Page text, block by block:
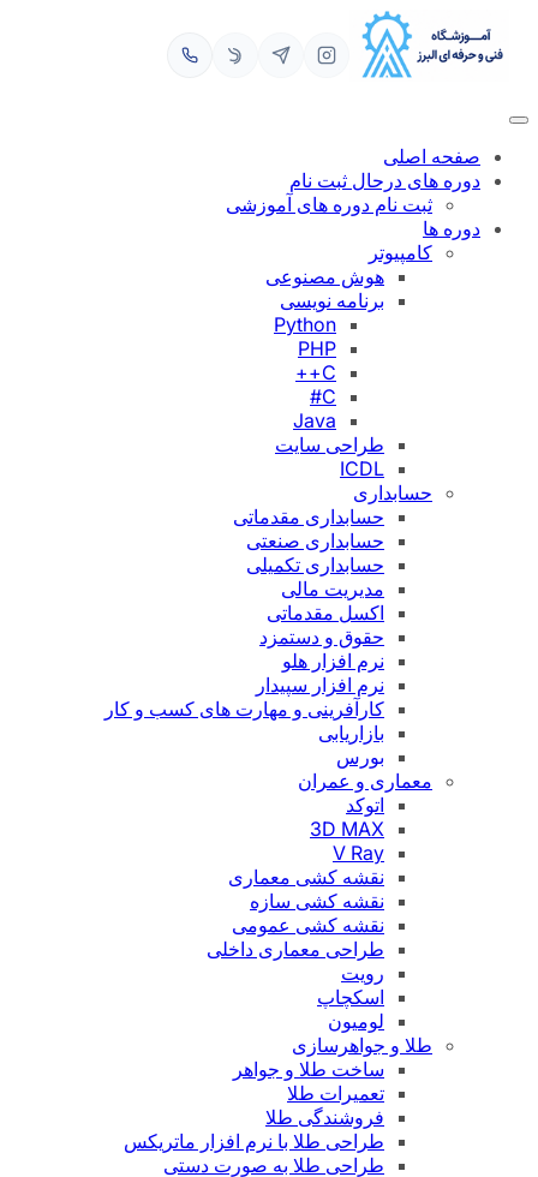
محتوا
صفحه اصلی
دوره های درحال ثبت نام
ثبت نام دوره های آموزشی
دوره ها
کامپیوتر
هوش مصنوعی
برنامه نویسی
Python
PHP
C++
C#
Java
طراحی سایت
ICDL
حسابداری
حسابداری مقدماتی
حسابداری صنعتی
حسابداری تکمیلی
مدیریت مالی
اکسل مقدماتی
حقوق و دستمزد
نرم افزار هلو
نرم افزار سپیدار
کارآفرینی و مهارت های کسب و کار
بازاریابی
بورس
معماری و عمران
اتوکد
3D MAX
V Ray
نقشه کشی معماری
نقشه کشی سازه
نقشه کشی عمومی
طراحی معماری داخلی
رویت
اسکچاپ
لومیون
طلا و جواهرسازی
ساخت طلا و جواهر
تعمیرات طلا
فروشندگی طلا
طراحی طلا با نرم افزار ماتریکس
طراحی طلا به صورت دستی